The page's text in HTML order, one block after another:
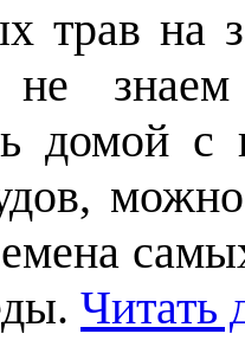
трав на
знаем
домой
Читать